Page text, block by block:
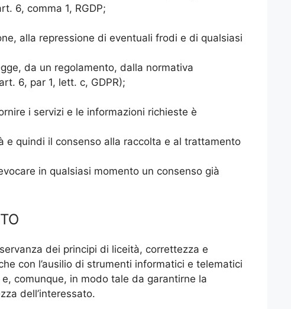
6, comma 1, RGDP;
alla repressione di eventuali frodi e di qualsiasi
da un regolamento, dalla normativa
6, par 1, lett. c, GDPR);
i servizi e le informazioni richieste è
e quindi il consenso alla raccolta e al trattamento
in qualsiasi momento un consenso già
dei principi di liceità, correttezza e
con l’ausilio di strumenti informatici e telematici
comunque, in modo tale da garantirne la
dell’interessato.